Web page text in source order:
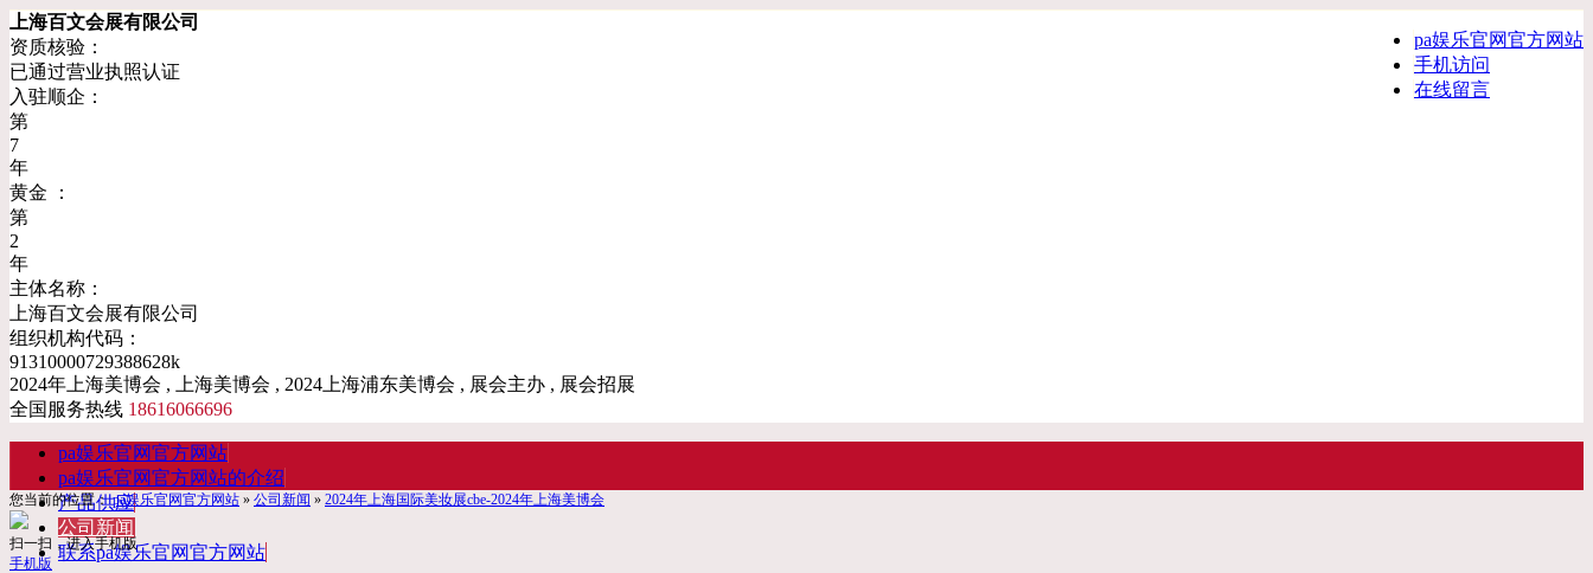
pa娱乐官网官方网站
手机访问
在线留言
上海百文会展有限公司
资质核验：
已通过营业执照认证
入驻顺企：
第
7
年
黄金 ：
第
2
年
主体名称：
上海百文会展有限公司
组织机构代码：
91310000729388628k
2024年上海美博会 , 上海美博会 , 2024上海浦东美博会 , 展会主办 , 展会招展
全国服务热线 18616066696
pa娱乐官网官方网站
pa娱乐官网官方网站的介绍
产品供应
公司新闻
联系pa娱乐官网官方网站
您当前的位置：pa娱乐官网官方网站 » 公司新闻 » 2024年上海国际美妆展cbe-2024年上海美博会
扫一扫，进入手机版
手机版